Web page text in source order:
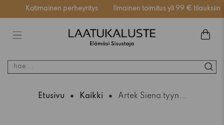
Kotimainen perheyritys Ilmainen toimitus yli 99 € tilauksiin
hae...
Etusivu Kaikki Artek Siena tyyn...